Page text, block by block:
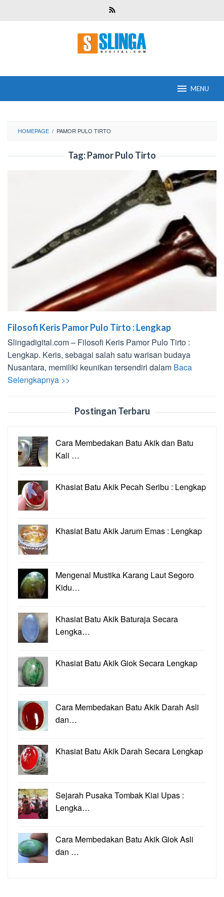
MENU
HOMEPAGE / PAMOR PULO TIRTO
Tag:Pamor Pulo Tirto
Filosofi Keris Pamor Pulo Tirto : Lengkap
Slingadigital.com – Filosofi Keris Pamor Pulo Tirto :
Lengkap. Keris, sebagai salah satu warisan budaya
Nusantara, memiliki keunikan tersendiri dalam Baca
Selengkapnya >>
Postingan Terbaru
Cara Membedakan Batu Akik dan Batu
Kali …
Khasiat Batu Akik Pecah Seribu : Lengkap
Khasiat Batu Akik Jarum Emas : Lengkap
Mengenal Mustika Karang Laut Segoro
Kidu…
Khasiat Batu Akik Baturaja Secara
Lengka…
Khasiat Batu Akik Giok Secara Lengkap
Cara Membedakan Batu Akik Darah Asli
dan…
Khasiat Batu Akik Darah Secara Lengkap
Sejarah Pusaka Tombak Kiai Upas :
Lengka…
Cara Membedakan Batu Akik Giok Asli
dan …